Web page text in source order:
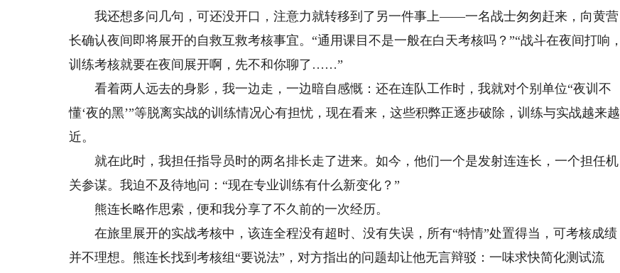
我还想多问几句，可还没开口，注意力就转移到了另一件事上——一名战士匆匆赶来，向黄营
长确认夜间即将展开的自救互救考核事宜。“通用课目不是一般在白天考核吗？”“战斗在夜间打响，
训练考核就要在夜间展开啊，先不和你聊了……”
看着两人远去的身影，我一边走，一边暗自感慨：还在连队工作时，我就对个别单位“夜训不
懂‘夜的黑’”等脱离实战的训练情况心有担忧，现在看来，这些积弊正逐步破除，训练与实战越来越
近。
就在此时，我担任指导员时的两名排长走了进来。如今，他们一个是发射连连长，一个担任机
关参谋。我迫不及待地问：“现在专业训练有什么新变化？”
熊连长略作思索，便和我分享了不久前的一次经历。
在旅里展开的实战考核中，该连全程没有超时、没有失误，所有“特情”处置得当，可考核成绩
并不理想。熊连长找到考核组“要说法”，对方指出的问题却让他无言辩驳：一味求快简化测试流